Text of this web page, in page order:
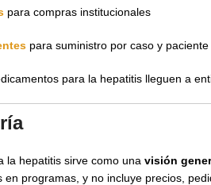
para compras institucionales
para suministro por caso y
para la hepatitis lleguen a
la hepatitis sirve como una visión
programas, y no incluye precios,